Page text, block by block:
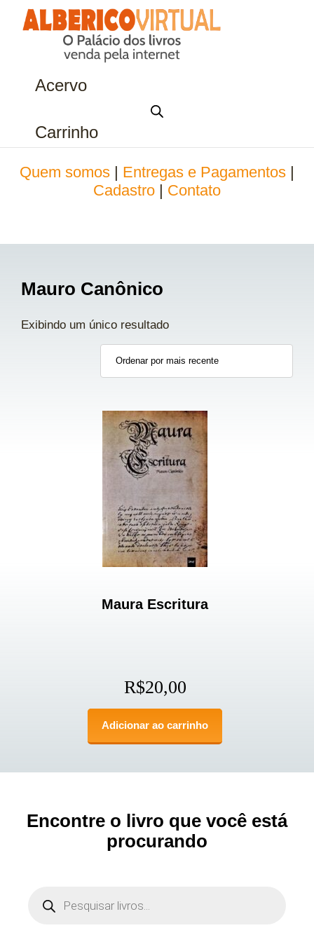
Acervo
Carrinho
Quem somos Entregas e Pagamentos
Cadastro
Contato
Mauro Canônico
Exibindo um único resultado
Maura Escritura
R$20,00
Adicionar ao carrinho
Encontre o livro que você está
procurando